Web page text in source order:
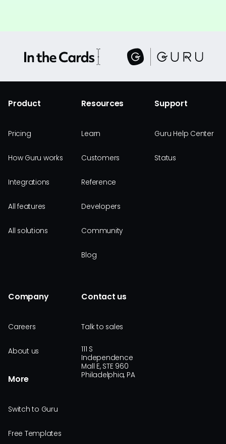
Product
Pricing
How Guru works
Integrations
All features
All solutions
Resources
Learn
Customers
Reference
Developers
Community
Blog
Support
Guru Help Center
Status
Company
Careers
About us
More
Switch to Guru
Free Templates
Contact us
Talk to sales
111 S
Independence
Mall E, STE 960
Philadelphia, PA